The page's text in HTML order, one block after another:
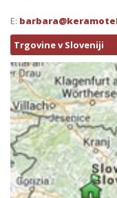
E:
Trgovine v Sloveniji